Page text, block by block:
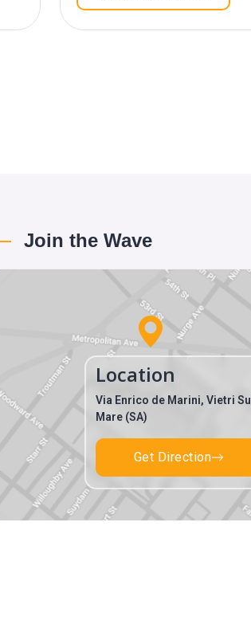
Join the Wave
Location
Via Enrico de Marini, Vietri Sul
Mare (SA)
Get Direction